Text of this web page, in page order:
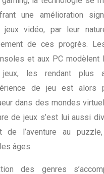
une amélioration
jeux vidéo, par leur
de ces progrès.
et aux PC modèlent
jeux, les rendant plus
de jeu est alors
dans des mondes
de jeux s’est lui aussi
de l’aventure au
âges.
des genres